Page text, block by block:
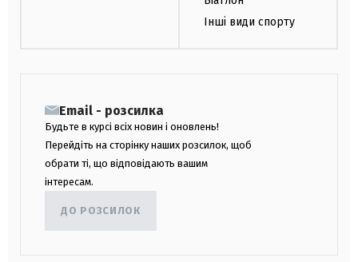
Інші види спорту
Email - розсилка
Будьте в курсі всіх новин і оновлень!
Перейдіть на сторінку наших розсилок, щоб
обрати ті, що відповідають вашим
інтересам.
ДО РОЗСИЛОК